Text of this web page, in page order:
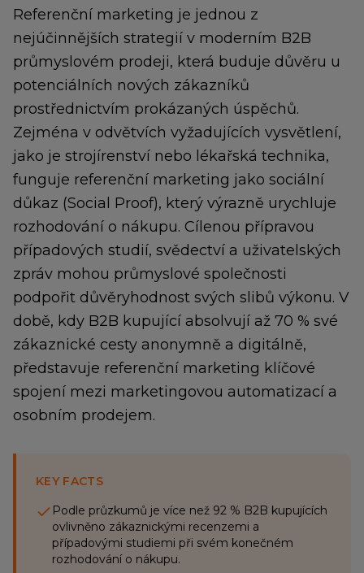
Referenční marketing je jednou z
nejúčinnějších strategií v moderním B2B
průmyslovém prodeji, která buduje důvěru u
potenciálních nových zákazníků
prostřednictvím prokázaných úspěchů.
Zejména v odvětvích vyžadujících vysvětlení,
jako je strojírenství nebo lékařská technika,
funguje referenční marketing jako sociální
důkaz (Social Proof), který výrazně urychluje
rozhodování o nákupu. Cílenou přípravou
případových studií, svědectví a uživatelských
zpráv mohou průmyslové společnosti
podpořit důvěryhodnost svých slibů výkonu. V
době, kdy B2B kupující absolvují až 70 % své
zákaznické cesty anonymně a digitálně,
představuje referenční marketing klíčové
spojení mezi marketingovou automatizací a
osobním prodejem.
KEY FACTS
Podle průzkumů je více než 92 % B2B kupujících
ovlivněno zákaznickými recenzemi a
případovými studiemi při svém konečném
rozhodování o nákupu.